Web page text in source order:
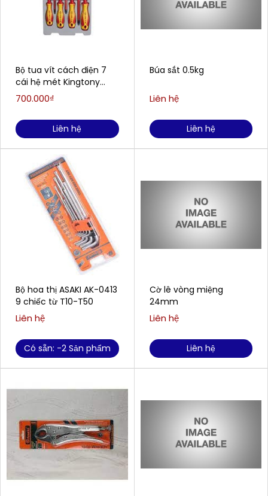
Bộ tua vít cách điện 7
cái hệ mét Kingtony
30617MR
700.000₫
Liên hệ
Bộ hoa thị ASAKI AK-0413
9 chiếc từ T10-T50
Liên hệ
Có sẵn: -2 Sản phẩm
Búa sắt 0.5kg
Liên hệ
Liên hệ
Cờ lê vòng miệng
24mm
Liên hệ
Liên hệ